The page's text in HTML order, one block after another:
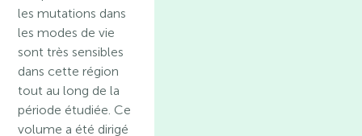
les mutations dans
les modes de vie
sont très sensibles
dans cette région
tout au long de la
période étudiée. Ce
volume a été dirigé